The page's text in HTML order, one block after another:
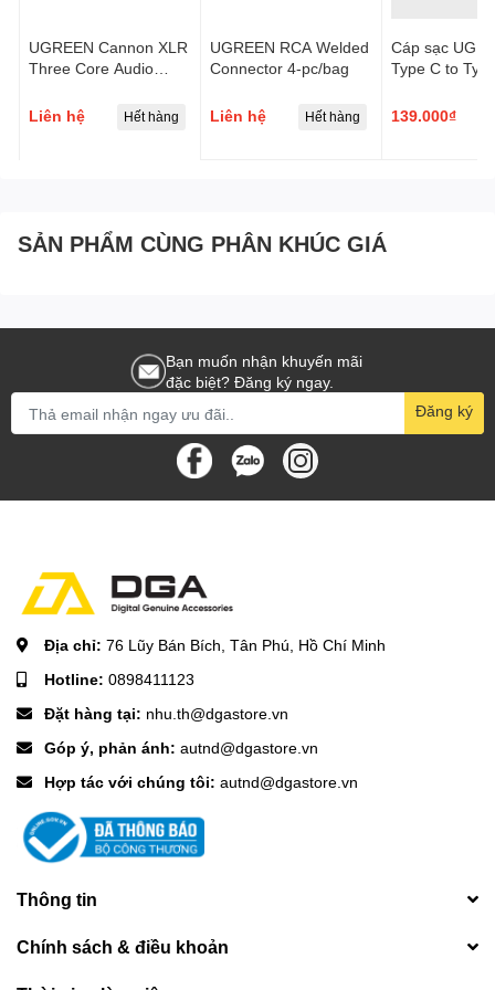
UGREEN Cannon XLR
Three Core Audio
Liên hệ
Hết hàng
UGREEN RCA Welded
Connector 4-pc/bag
Liên hệ Hết hàng
Cáp sạc
Type C to
Aluminium
139.000₫
SẢN PHẨM CÙNG PHÂN KHÚC GIÁ
Bạn muốn nhận khuyến mãi
đặc biệt? Đăng ký ngay.
Đăng ký
Địa chỉ: 76 Lũy Bán Bích, Tân Phú, Hồ Chí Minh
Hotline: 0898411123
Đặt hàng tại: nhu.th@dgastore.vn
Góp ý, phản ánh: autnd@dgastore.vn
Hợp tác với chúng tôi: autnd@dgastore.vn
Thông tin
Chính sách & điều khoản